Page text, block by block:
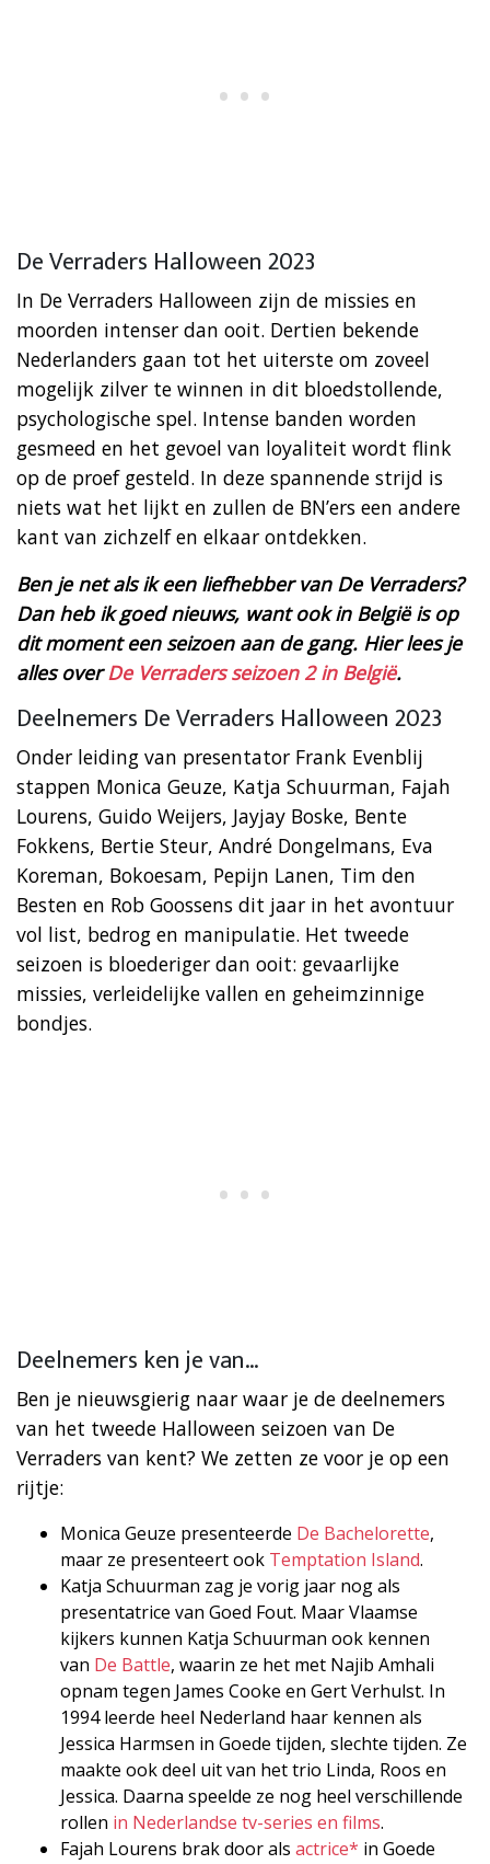
De Verraders Halloween 2023
In De Verraders Halloween zijn de missies en
moorden intenser dan ooit. Dertien bekende
Nederlanders gaan tot het uiterste om zoveel
mogelijk zilver te winnen in dit bloedstollende,
psychologische spel. Intense banden worden
gesmeed en het gevoel van loyaliteit wordt flink
op de proef gesteld. In deze spannende strijd is
niets wat het lijkt en zullen de BN’ers een andere
kant van zichzelf en elkaar ontdekken.
Ben je net als ik een liefhebber van De Verraders?
Dan heb ik goed nieuws, want ook in België is op
dit moment een seizoen aan de gang. Hier lees je
alles overDe Verraders seizoen 2 in België.
Deelnemers De Verraders Halloween 2023
Onder leiding van presentator Frank Evenblij
stappen Monica Geuze, Katja Schuurman, Fajah
Lourens, Guido Weijers, Jayjay Boske, Bente
Fokkens, Bertie Steur, André Dongelmans, Eva
Koreman, Bokoesam, Pepijn Lanen, Tim den
Besten en Rob Goossens dit jaar in het avontuur
vol list, bedrog en manipulatie. Het tweede
seizoen is bloederiger dan ooit: gevaarlijke
missies, verleidelijke vallen en geheimzinnige
bondjes.
Deelnemers ken je van…
Ben je nieuwsgierig naar waar je de deelnemers
van het tweede Halloween seizoen van De
Verraders van kent? We zetten ze voor je op een
rijtje:
Monica Geuze presenteerde De Bachelorette,
maar ze presenteert ook Temptation Island.
Katja Schuurman zag je vorig jaar nog als
presentatrice van Goed Fout. Maar Vlaamse
kijkers kunnen Katja Schuurman ook kennen
van De Battle, waarin ze het met Najib Amhali
opnam tegen James Cooke en Gert Verhulst. In
1994 leerde heel Nederland haar kennen als
Jessica Harmsen in Goede tijden, slechte tijden. Ze
maakte ook deel uit van het trio Linda, Roos en
Jessica. Daarna speelde ze nog heel verschillende
rollen in Nederlandse tv-series en films.
Fajah Lourens brak door als actrice* in Goede